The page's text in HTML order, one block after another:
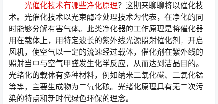
光催化技术有哪些净化原理？这期来聊聊将以催化技
术。光催化技术以光束酶冷处理技术为代表，在净化的同
时能够分解有害气体。此类净化器的工作原理是将催化器
用在载体上，用特定波长的紫外线光源照射催化剂，开启
风机，使空气以一定的流速经过载体，催化剂在紫外线的
照射当中与空气甲醛发生化学反应，从而达到洁晶目的。
光绪化的载体有多种材料，例如纳米二氧化碳、二氧化锰
等等，主要生成物为二氧化碳。光绪化原理具有无二次污
染的特点和新时代绿色环保的理念。